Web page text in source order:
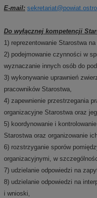
E-mail:
Do wyłącznej kompetencji
1) reprezentowanie Starostwa
2) podejmowanie czynności w
wyznaczanie innych osób do
3) wykonywanie uprawnień
pracowników Starostwa,
4) zapewnienie przestrzegania
organizacyjne Starostwa oraz
5) koordynowanie i
Starostwa oraz organizowanie
6) rozstrzyganie sporów
organizacyjnymi, w
7) udzielanie odpowiedzi na
8) udzielanie odpowiedzi na
i wnioski,